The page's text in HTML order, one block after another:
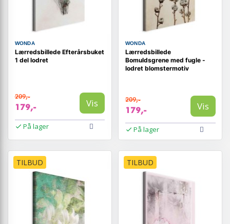
WONDA
Lærredsbillede Efterårsbuket
1 del lodret
209,-
179,- Vis
På lager
WONDA
Lærredsbillede
Bomuldsgrene med fugle -
lodret blomstermotiv
209,-
179,- Vis
På lager
TILBUD TILBUD